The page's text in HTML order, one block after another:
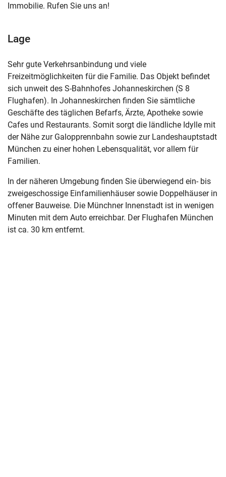
Immobilie. Rufen Sie uns an!
Lage
Sehr gute Verkehrsanbindung und viele
Freizeitmöglichkeiten für die Familie. Das Objekt befindet
sich unweit des S-Bahnhofes Johanneskirchen (S 8
Flughafen). In Johanneskirchen finden Sie sämtliche
Geschäfte des täglichen Befarfs, Ärzte, Apotheke sowie
Cafes und Restaurants. Somit sorgt die ländliche Idylle mit
der Nähe zur Galopprennbahn sowie zur Landeshauptstadt
München zu einer hohen Lebensqualität, vor allem für
Familien.
In der näheren Umgebung finden Sie überwiegend ein- bis
zweigeschossige Einfamilienhäuser sowie Doppelhäuser in
offener Bauweise. Die Münchner Innenstadt ist in wenigen
Minuten mit dem Auto erreichbar. Der Flughafen München
ist ca. 30 km entfernt.